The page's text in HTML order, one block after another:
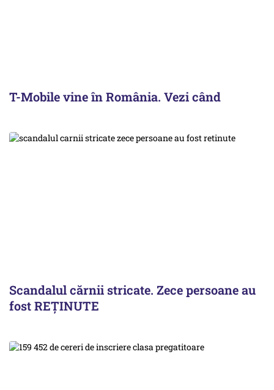
T-Mobile vine în România. Vezi când
Scandalul cărnii stricate. Zece persoane au
fost REȚINUTE